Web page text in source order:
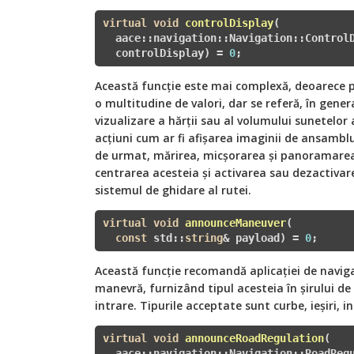
virtual void controlDisplay(
  controlDisplay)
= 0;
Această funcție este mai complexă,
o multitudine de valori, dar se referă, în
vizualizare a hărții sau al volumului sunetelor
acțiuni cum ar fi afișarea imaginii de
de urmat, mărirea, micșorarea și
centrarea acesteia și activarea sau
sistemul de ghidare al rutei.
virtual void announceManeuver(
const std::string& payload) = 0;
Această funcție recomandă aplicației de
manevră, furnizând tipul acesteia în șirului
intrare. Tipurile acceptate sunt curbe, ieșiri,
virtual void announceRoadRegulation(